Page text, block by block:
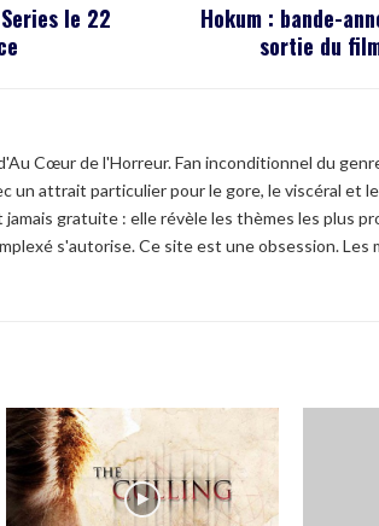
le 22
Hokum : bande-
sortie du
Cœur de l'Horreur. Fan inconditionnel du
un attrait particulier pour le gore, le viscéral et
jamais gratuite : elle révèle les thèmes les plus
s'autorise. Ce site est une obsession. Les